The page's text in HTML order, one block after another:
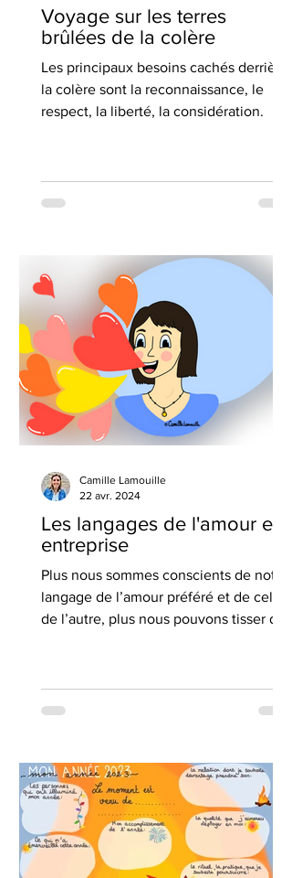
Voyage sur les terres
brûlées de la colère
Les principaux besoins cachés derrière
la colère sont la reconnaissance, le
respect, la liberté, la considération.
Les langages de l'amour en
entreprise
Plus nous sommes conscients de notre
langage de l’amour préféré et de celui
de l’autre, plus nous pouvons tisser des
Camille Lamouille
22 avr. 2024